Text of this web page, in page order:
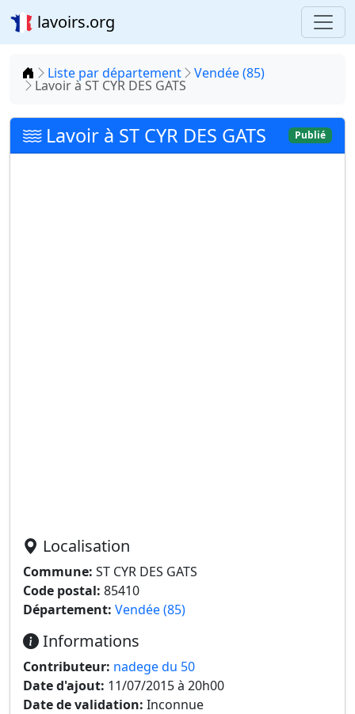
lavoirs.org
Accueil
Liste par département Vendée (85)
Lavoir à ST CYR DES GATS
Lavoir à ST CYR DES GATS Publié
Localisation
Commune: ST CYR DES GATS
Code postal: 85410
Département: Vendée (85)
Informations
Contributeur: nadege du 50
Date d'ajout: 11/07/2015 à 20h00
Date de validation: Inconnue